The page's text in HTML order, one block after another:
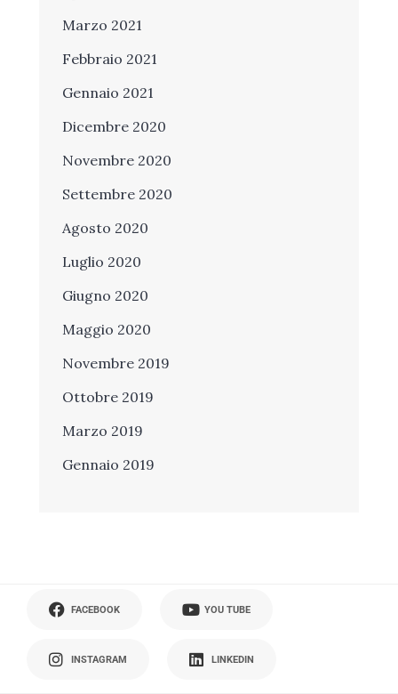
Marzo 2021
Febbraio 2021
Gennaio 2021
Dicembre 2020
Novembre 2020
Settembre 2020
Agosto 2020
Luglio 2020
Giugno 2020
Maggio 2020
Novembre 2019
Ottobre 2019
Marzo 2019
Gennaio 2019
FACEBOOK YOU TUBE
INSTAGRAM LINKEDIN